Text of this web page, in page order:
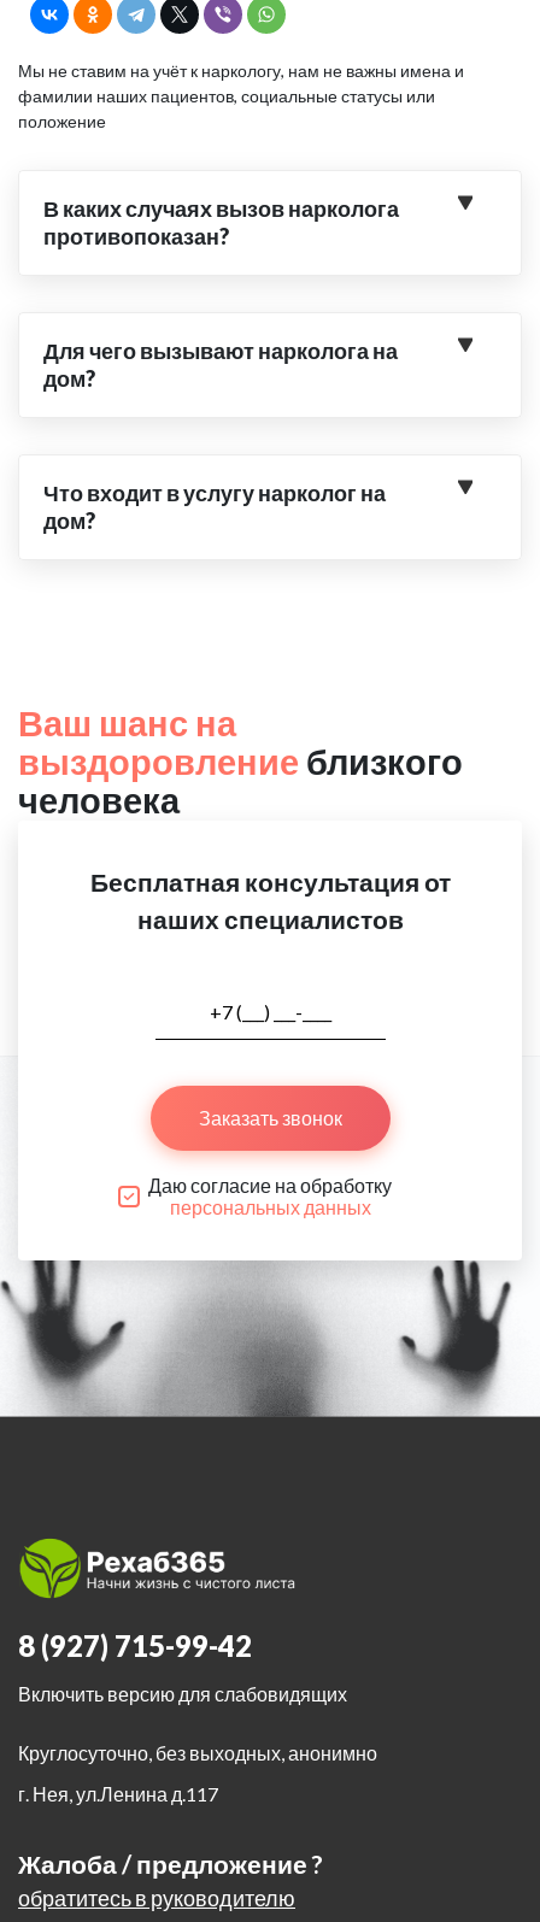
Мы не ставим на учёт к наркологу, нам не важны имена и
фамилии наших пациентов, социальные статусы или
положение
В каких случаях вызов нарколога
противопоказан?
Для чего вызывают нарколога на
дом?
Что входит в услугу нарколог на
дом?
Ваш шанс на
выздоровление близкого
человека
Бесплатная консультация от
наших специалистов
Заказать звонок
Даю согласие на обработку
персональных данных
8 (927) 715-99-42
Включить версию для слабовидящих
Круглосуточно, без выходных, анонимно
г. Нея,ул.Ленина д.117
Жалоба / предложение ?
обратитесь в руководителю